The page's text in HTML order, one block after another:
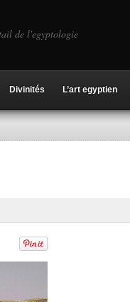
de l'egyptologie
Divinités L’art egyptien